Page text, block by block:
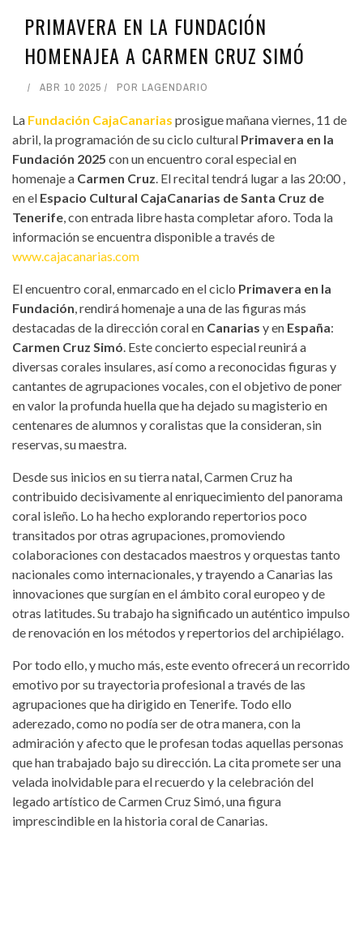
PRIMAVERA EN LA FUNDACIÓN
HOMENAJEA A CARMEN CRUZ SIMÓ
ABR 10 2025 POR LAGENDARIO
La Fundación CajaCanarias prosigue mañana viernes, 11 de
abril, la programación de su ciclo cultural Primavera en la
Fundación 2025 con un encuentro coral especial en
homenaje a Carmen Cruz. El recital tendrá lugar a las 20:00 ,
en el Espacio Cultural CajaCanarias de Santa Cruz de
Tenerife, con entrada libre hasta completar aforo. Toda la
información se encuentra disponible a través de
www.cajacanarias.com
El encuentro coral, enmarcado en el ciclo Primavera en la
Fundación, rendirá homenaje a una de las figuras más
destacadas de la dirección coral en Canarias y en España:
Carmen Cruz Simó. Este concierto especial reunirá a
diversas corales insulares, así como a reconocidas figuras y
cantantes de agrupaciones vocales, con el objetivo de poner
en valor la profunda huella que ha dejado su magisterio en
centenares de alumnos y coralistas que la consideran, sin
reservas, su maestra.
Desde sus inicios en su tierra natal, Carmen Cruz ha
contribuido decisivamente al enriquecimiento del panorama
coral isleño. Lo ha hecho explorando repertorios poco
transitados por otras agrupaciones, promoviendo
colaboraciones con destacados maestros y orquestas tanto
nacionales como internacionales, y trayendo a Canarias las
innovaciones que surgían en el ámbito coral europeo y de
otras latitudes. Su trabajo ha significado un auténtico impulso
de renovación en los métodos y repertorios del archipiélago.
Por todo ello, y mucho más, este evento ofrecerá un recorrido
emotivo por su trayectoria profesional a través de las
agrupaciones que ha dirigido en Tenerife. Todo ello
aderezado, como no podía ser de otra manera, con la
admiración y afecto que le profesan todas aquellas personas
que han trabajado bajo su dirección. La cita promete ser una
velada inolvidable para el recuerdo y la celebración del
legado artístico de Carmen Cruz Simó, una figura
imprescindible en la historia coral de Canarias.